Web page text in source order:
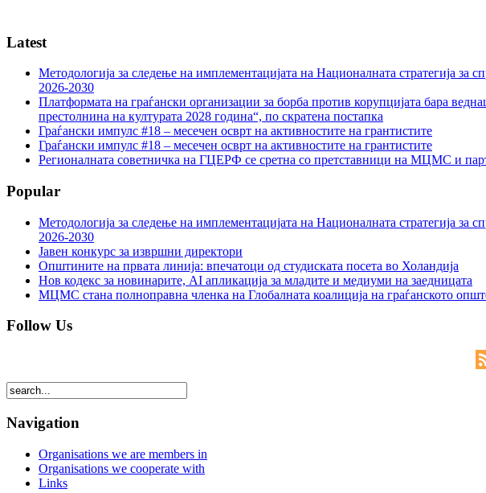
Latest
Методологија за следење на имплементацијата на Националната стратегија
2026-2030
Платформата на граѓански организации за борба против корупцијата бара
престолнина на културата 2028 година“, по скратена постапка
Граѓански импулс #18 – месечен осврт на активностите на грантистите
Граѓански импулс #18 – месечен осврт на активностите на грантистите
Регионалната советничка на ГЦЕРФ се сретна со претставници на МЦМС и
Popular
Методологија за следење на имплементацијата на Националната стратегија
2026-2030
Јавен конкурс за извршни директори
Општините на првата линија: впечатоци од студиската посета во Холандија
Нов кодекс за новинарите, AI апликација за младите и медиуми на заедницата
МЦМС стана полноправна членка на Глобалната коалиција на граѓанското
Follow Us
Navigation
Organisations we are members in
Organisations we cooperate with
Links